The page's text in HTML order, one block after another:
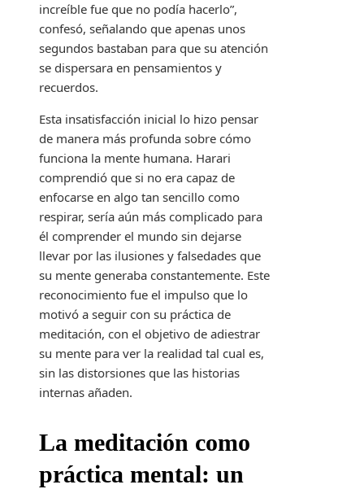
increíble fue que no podía hacerlo”,
confesó, señalando que apenas unos
segundos bastaban para que su atención
se dispersara en pensamientos y
recuerdos.
Esta insatisfacción inicial lo hizo pensar
de manera más profunda sobre cómo
funciona la mente humana. Harari
comprendió que si no era capaz de
enfocarse en algo tan sencillo como
respirar, sería aún más complicado para
él comprender el mundo sin dejarse
llevar por las ilusiones y falsedades que
su mente generaba constantemente. Este
reconocimiento fue el impulso que lo
motivó a seguir con su práctica de
meditación, con el objetivo de adiestrar
su mente para ver la realidad tal cual es,
sin las distorsiones que las historias
internas añaden.
La meditación como
práctica mental: un